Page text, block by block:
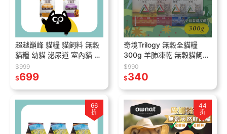
超越巔峰 貓糧 貓飼料 無穀
貓糧 幼貓 泌尿道 室內貓 體
態控制 排毛 超越顛峰貓飼
料
$999
$699
奇境Trilogy 無穀全貓糧
300g 羊肺凍乾 無穀貓飼料
凍乾貓飼料 全齡貓飼料 貓
飼料 貓糧 凍乾飼料
$990
$340
66
折
44
折